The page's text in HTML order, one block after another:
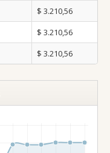
$ 3.210,56
$ 3.210,56
$ 3.210,56